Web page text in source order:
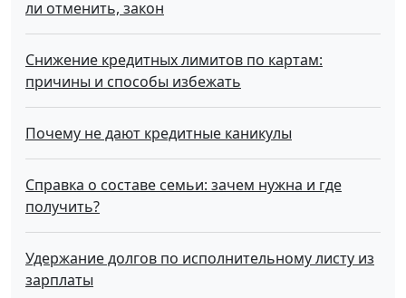
ли отменить, закон
Снижение кредитных лимитов по картам:
причины и способы избежать
Почему не дают кредитные каникулы
Справка о составе семьи: зачем нужна и где
получить?
Удержание долгов по исполнительному листу из
зарплаты